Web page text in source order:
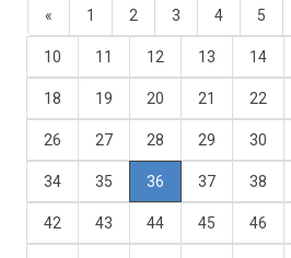
« 1 2 3 4 5
10 11 12 13 14
18 19 20 21 22
26 27 28 29 30
34 35 36 37 38
42 43 44 45 46